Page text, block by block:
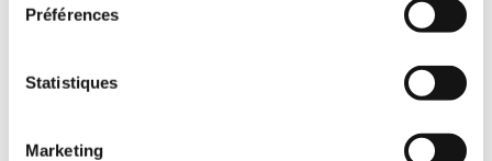
Préférences
Statistiques
Marketing